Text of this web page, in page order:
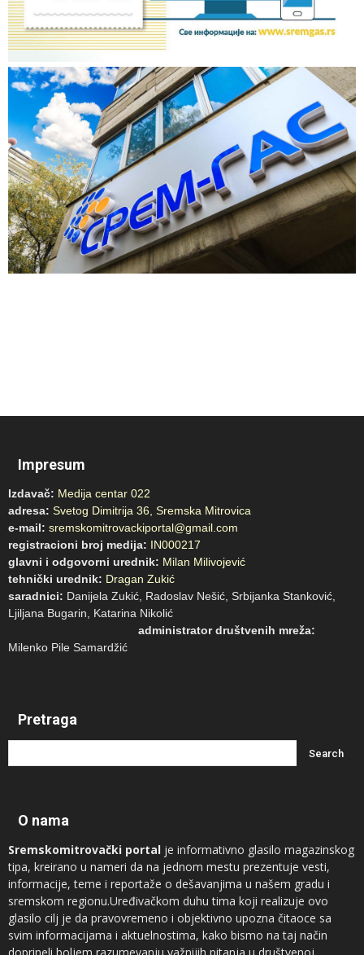
Impresum
Izdavač: Medija centar 022
adresa: Svetog Dimitrija 36, Sremska Mitrovica
e-mail: sremskomitrovackiportal@gmail.com
registracioni broj medija: IN000217
glavni i odgovorni urednik: Milan Milivojević
tehnički urednik: Dragan Zukić
saradnici: Danijela Zukić, Radoslav Nešić, Srbijanka Stanković,
Ljiljana Bugarin, Katarina Nikolić
administrator društvenih mreža:
Milenko Pile Samardžić
Pretraga
O nama
Sremskomitrovački portal je informativno glasilo magazinskog
tipa, kreirano u nameri da na jednom mestu prezentuje vesti,
informacije, teme i reportaže o dešavanjima u našem gradu i
sremskom regionu.Uređivačkom duhu tima koji realizuje ovo
glasilo cilj je da pravovremeno i objektivno upozna čitaoce sa
svim informacijama i aktuelnostima, kako bismo na taj način